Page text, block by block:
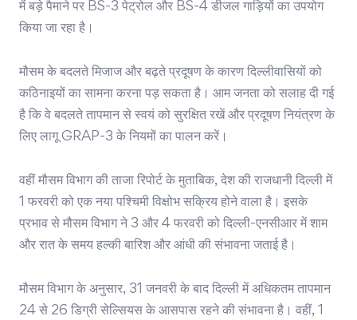
में बड़े पैमाने पर BS-3 पेट्रोल और BS-4 डीजल गाड़ियों का उपयोग
किया जा रहा है।
मौसम के बदलते मिजाज और बढ़ते प्रदूषण के कारण दिल्लीवासियों को
कठिनाइयों का सामना करना पड़ सकता है। आम जनता को सलाह दी गई
है कि वे बदलते तापमान से स्वयं को सुरक्षित रखें और प्रदूषण नियंत्रण के
लिए लागू GRAP-3 के नियमों का पालन करें।
वहीं मौसम विभाग की ताजा रिपोर्ट के मुताबिक, देश की राजधानी दिल्ली में
1 फरवरी को एक नया पश्चिमी विक्षोभ सक्रिय होने वाला है। इसके
प्रभाव से मौसम विभाग ने 3 और 4 फरवरी को दिल्ली-एनसीआर में शाम
और रात के समय हल्की बारिश और आंधी की संभावना जताई है।
मौसम विभाग के अनुसार, 31 जनवरी के बाद दिल्ली में अधिकतम तापमान
24 से 26 डिग्री सेल्सियस के आसपास रहने की संभावना है। वहीं, 1